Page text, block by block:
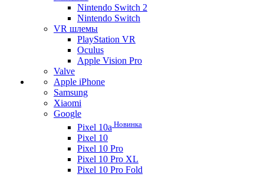
Nintendo Switch 2
Nintendo Switch
VR шлемы
PlayStation VR
Oculus
Apple Vision Pro
Valve
Apple iPhone
Samsung
Xiaomi
Google
Pixel 10a Новинка
Pixel 10
Pixel 10 Pro
Pixel 10 Pro XL
Pixel 10 Pro Fold